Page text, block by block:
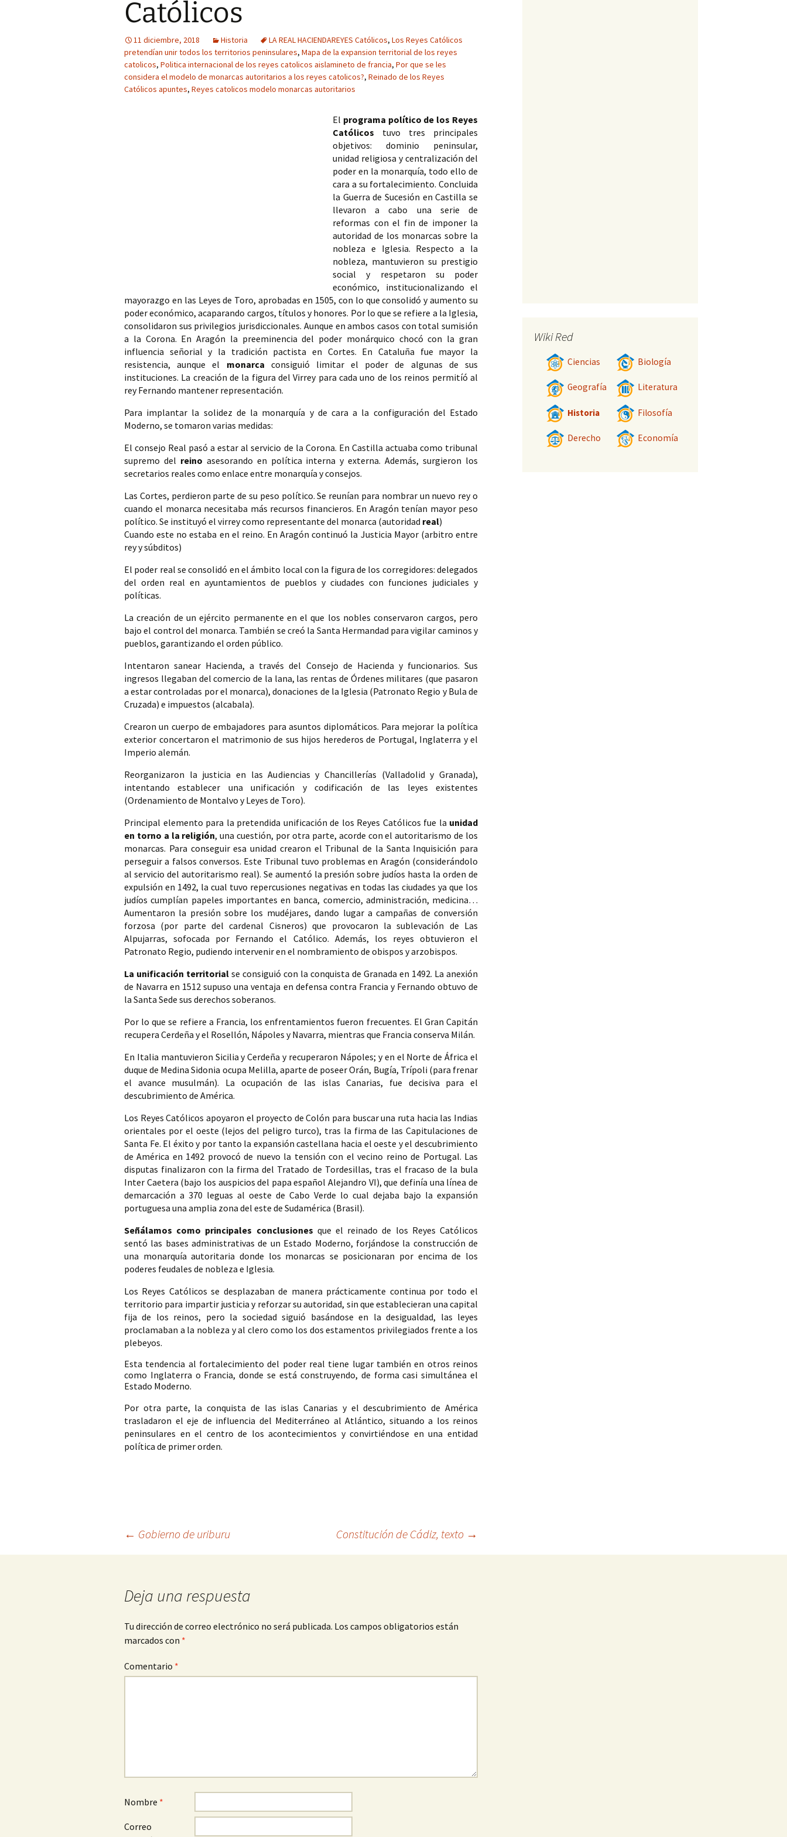
Católicos
11 diciembre, 2018 Historia LA REAL HACIENDAREYES Católicos, Los Reyes Católicos
pretendían unir todos los territorios peninsulares, Mapa de la expansion territorial de los reyes
catolicos, Politica internacional de los reyes catolicos aislamineto de francia, Por que se les
considera el modelo de monarcas autoritarios a los reyes catolicos?, Reinado de los Reyes
Católicos apuntes, Reyes catolicos modelo monarcas autoritarios
El programa político de los Reyes
Católicos tuvo tres principales
objetivos: dominio peninsular,
unidad religiosa y centralización del
poder en la monarquía, todo ello de
cara a su fortalecimiento. Concluida
la Guerra de Sucesión en Castilla se
llevaron a cabo una serie de
reformas con el fin de imponer la
autoridad de los monarcas sobre la
nobleza e Iglesia. Respecto a la
nobleza, mantuvieron su prestigio
social y respetaron su poder
económico, institucionalizando el
mayorazgo en las Leyes de Toro, aprobadas en 1505, con lo que consolidó y aumento su
poder económico, acaparando cargos, títulos y honores. Por lo que se refiere a la Iglesia,
consolidaron sus privilegios jurisdiccionales. Aunque en ambos casos con total sumisión
a la Corona. En Aragón la preeminencia del poder monárquico chocó con la gran
influencia señorial y la tradición pactista en Cortes. En Cataluña fue mayor la
resistencia, aunque el monarca consiguió limitar el poder de algunas de sus
instituciones. La creación de la figura del Virrey para cada uno de los reinos permitíó al
rey Fernando mantener representación.
Para implantar la solidez de la monarquía y de cara a la configuración del Estado
Moderno, se tomaron varias medidas:
El consejo Real pasó a estar al servicio de la Corona. En Castilla actuaba como tribunal
supremo del reino asesorando en política interna y externa. Además, surgieron los
secretarios reales como enlace entre monarquía y consejos.
Las Cortes, perdieron parte de su peso político. Se reunían para nombrar un nuevo rey o
cuando el monarca necesitaba más recursos financieros. En Aragón tenían mayor peso
político. Se instituyó el virrey como representante del monarca (autoridad real)
Cuando este no estaba en el reino. En Aragón continuó la Justicia Mayor (arbitro entre
rey y súbditos)
El poder real se consolidó en el ámbito local con la figura de los corregidores: delegados
del orden real en ayuntamientos de pueblos y ciudades con funciones judiciales y
políticas.
La creación de un ejército permanente en el que los nobles conservaron cargos, pero
bajo el control del monarca. También se creó la Santa Hermandad para vigilar caminos y
pueblos, garantizando el orden público.
Intentaron sanear Hacienda, a través del Consejo de Hacienda y funcionarios. Sus
ingresos llegaban del comercio de la lana, las rentas de Órdenes militares (que pasaron
a estar controladas por el monarca), donaciones de la Iglesia (Patronato Regio y Bula de
Cruzada) e impuestos (alcabala).
Crearon un cuerpo de embajadores para asuntos diplomáticos. Para mejorar la política
exterior concertaron el matrimonio de sus hijos herederos de Portugal, Inglaterra y el
Imperio alemán.
Reorganizaron la justicia en las Audiencias y Chancillerías (Valladolid y Granada),
intentando establecer una unificación y codificación de las leyes existentes
(Ordenamiento de Montalvo y Leyes de Toro).
Principal elemento para la pretendida unificación de los Reyes Católicos fue la unidad
en torno a la religión, una cuestión, por otra parte, acorde con el autoritarismo de los
monarcas. Para conseguir esa unidad crearon el Tribunal de la Santa Inquisición para
perseguir a falsos conversos. Este Tribunal tuvo problemas en Aragón (considerándolo
al servicio del autoritarismo real). Se aumentó la presión sobre judíos hasta la orden de
expulsión en 1492, la cual tuvo repercusiones negativas en todas las ciudades ya que los
judíos cumplían papeles importantes en banca, comercio, administración, medicina…
Aumentaron la presión sobre los mudéjares, dando lugar a campañas de conversión
forzosa (por parte del cardenal Cisneros) que provocaron la sublevación de Las
Alpujarras, sofocada por Fernando el Católico. Además, los reyes obtuvieron el
Patronato Regio, pudiendo intervenir en el nombramiento de obispos y arzobispos.
La unificación territorial se consiguió con la conquista de Granada en 1492. La anexión
de Navarra en 1512 supuso una ventaja en defensa contra Francia y Fernando obtuvo de
la Santa Sede sus derechos soberanos.
Por lo que se refiere a Francia, los enfrentamientos fueron frecuentes. El Gran Capitán
recupera Cerdeña y el Rosellón, Nápoles y Navarra, mientras que Francia conserva Milán.
En Italia mantuvieron Sicilia y Cerdeña y recuperaron Nápoles; y en el Norte de África el
duque de Medina Sidonia ocupa Melilla, aparte de poseer Orán, Bugía, Trípoli (para frenar
el avance musulmán). La ocupación de las islas Canarias, fue decisiva para el
descubrimiento de América.
Los Reyes Católicos apoyaron el proyecto de Colón para buscar una ruta hacia las Indias
orientales por el oeste (lejos del peligro turco), tras la firma de las Capitulaciones de
Santa Fe. El éxito y por tanto la expansión castellana hacia el oeste y el descubrimiento
de América en 1492 provocó de nuevo la tensión con el vecino reino de Portugal. Las
disputas finalizaron con la firma del Tratado de Tordesillas, tras el fracaso de la bula
Inter Caetera (bajo los auspicios del papa español Alejandro VI), que definía una línea de
demarcación a 370 leguas al oeste de Cabo Verde lo cual dejaba bajo la expansión
portuguesa una amplia zona del este de Sudamérica (Brasil).
Señálamos como principales conclusiones que el reinado de los Reyes Católicos
sentó las bases administrativas de un Estado Moderno, forjándose la construcción de
una monarquía autoritaria donde los monarcas se posicionaran por encima de los
poderes feudales de nobleza e Iglesia.
Los Reyes Católicos se desplazaban de manera prácticamente continua por todo el
territorio para impartir justicia y reforzar su autoridad, sin que establecieran una capital
fija de los reinos, pero la sociedad siguió basándose en la desigualdad, las leyes
proclamaban a la nobleza y al clero como los dos estamentos privilegiados frente a los
plebeyos.
Esta tendencia al fortalecimiento del poder real tiene lugar también en otros reinos
como Inglaterra o Francia, donde se está construyendo, de forma casi simultánea el
Estado Moderno.
Por otra parte, la conquista de las islas Canarias y el descubrimiento de América
trasladaron el eje de influencia del Mediterráneo al Atlántico, situando a los reinos
peninsulares en el centro de los acontecimientos y convirtiéndose en una entidad
política de primer orden.
Navegación
← Gobierno de uriburu Constitución de Cádiz, texto →
Deja una respuesta
Tu dirección de correo electrónico no será publicada. Los campos obligatorios están
marcados con *
Comentario *
Nombre *
Correo
Wiki Red
Ciencias Biología
Geografía Literatura
Historia Filosofía
Derecho Economía